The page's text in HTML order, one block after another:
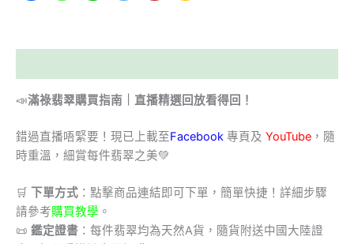
📣滿祿翡翠購買指南｜直播精選回放看得回！
錯過直播唔緊要！現已上載至Facebook 專頁及 YouTube ，隨
時重溫，細賞每件翡翠之美💚
🛒 下單方式 ：點擊商品連結即可下單，簡單快捷！詳細步驟
請參考購買教學 。
📜 鑑定證書 ：每件翡翠均為天然A貨，隨貨附送中國大陸證